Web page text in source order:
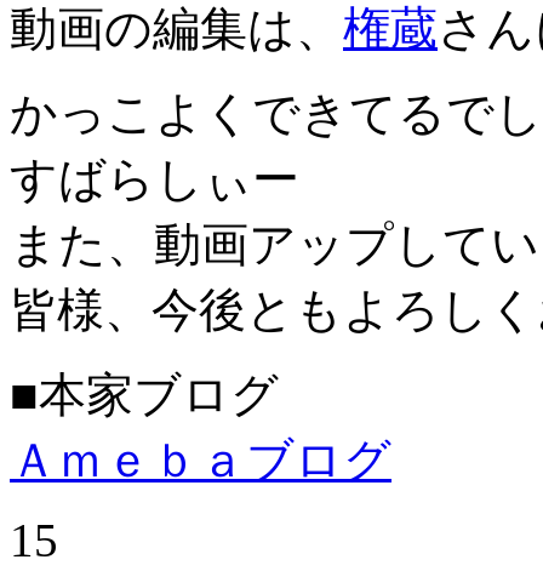
動画の編集は、 権蔵さ
かっこよくできてるで
すばらしぃー
また、動画アップして
皆様、今後ともよろし
■本家ブログ
Ａｍｅｂａブログ
15